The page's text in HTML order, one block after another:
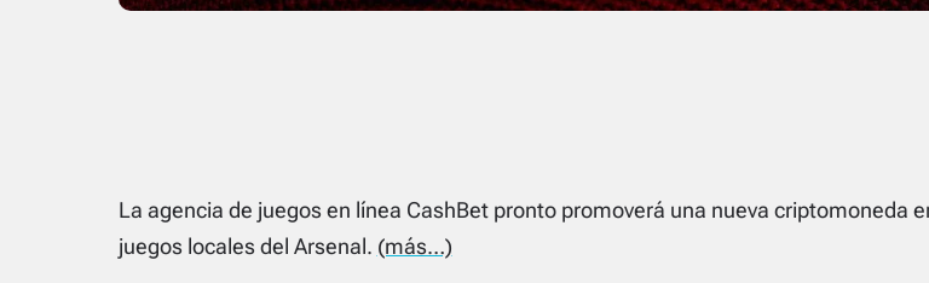
La agencia de juegos en línea CashBet pronto promoverá una nueva criptomoneda
juegos locales del Arsenal. (más…)